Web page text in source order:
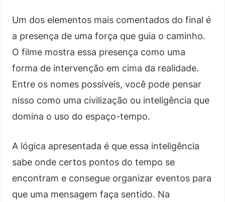
Um dos elementos mais comentados do final é
a presença de uma força que guia o caminho.
O filme mostra essa presença como uma
forma de intervenção em cima da realidade.
Entre os nomes possíveis, você pode pensar
nisso como uma civilização ou inteligência que
domina o uso do espaço-tempo.
A lógica apresentada é que essa inteligência
sabe onde certos pontos do tempo se
encontram e consegue organizar eventos para
que uma mensagem faça sentido. Na